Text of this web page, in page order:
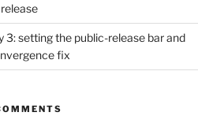
3: setting the public-release bar and
fix